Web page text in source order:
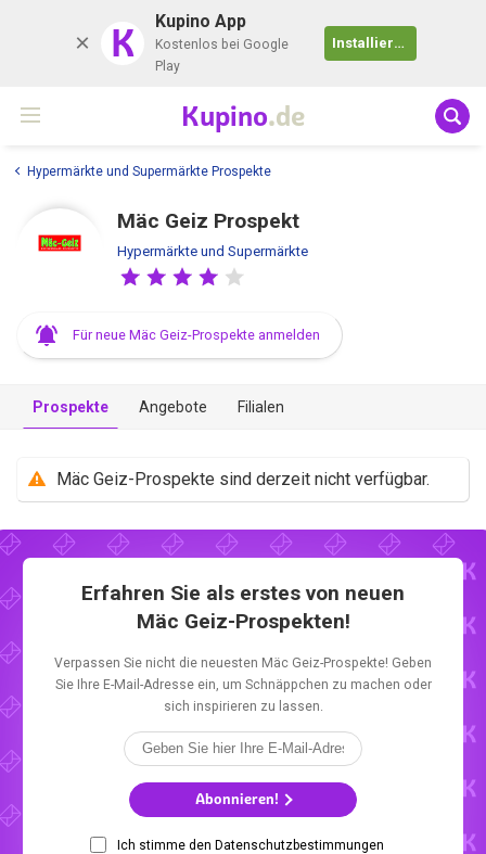
K Kupino App
Kostenlos bei Google
Play
Installieren
Kupino.de
Hypermärkte und Supermärkte Prospekte
Mäc Geiz Prospekt
Hypermärkte und Supermärkte
Für neue Mäc Geiz-Prospekte anmelden
Prospekte Angebote Filialen
Mäc Geiz-Prospekte sind derzeit nicht verfügbar.
Erfahren Sie als erstes von neuen
Mäc Geiz-Prospekten!
Verpassen Sie nicht die neuesten Mäc Geiz-Prospekte! Geben
Sie Ihre E-Mail-Adresse ein, um Schnäppchen zu machen oder
sich inspirieren zu lassen.
Abonnieren!
Ich stimme den Datenschutzbestimmungen